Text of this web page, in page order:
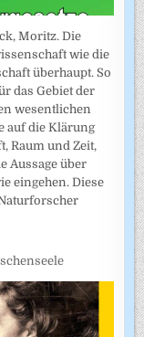
Moritz. Die
wie die
überhaupt. So
das Gebiet der
wesentlichen
auf die Klärung
Raum und Zeit,
Aussage über
eingehen. Diese